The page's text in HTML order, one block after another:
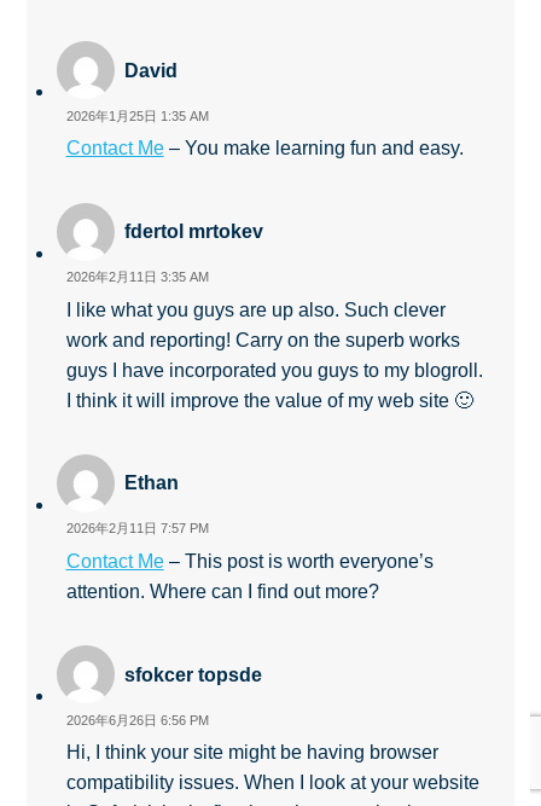
David
2026年1月25日 1:35 AM
Contact Me– You make learning fun and easy.
fdertol mrtokev
2026年2月11日 3:35 AM
I like what you guys are up also. Such clever
work and reporting! Carry on the superb works
guys I have incorporated you guys to my blogroll.
I think it will improve the value of my web site 🙂
Ethan
2026年2月11日 7:57 PM
Contact Me– This post is worth everyone’s
attention. Where can I find out more?
sfokcer topsde
2026年6月26日 6:56 PM
Hi, I think your site might be having browser
compatibility issues. When I look at your website